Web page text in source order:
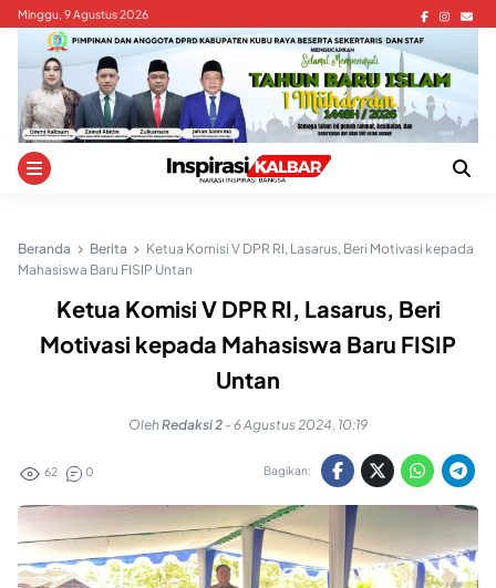
Skip
content
Minggu, 9 Agustus 2026
Beranda Berita
Ketua Komisi V DPR RI, Lasarus, Beri Motivasi kepada
Mahasiswa Baru FISIP Untan
Ketua Komisi V DPR RI, Lasarus, Beri
Motivasi kepada Mahasiswa Baru FISIP
Untan
OlehRedaksi 2 - 6 Agustus 2024, 10:19
62 0 Bagikan: